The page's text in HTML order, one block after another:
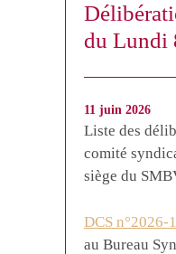
du Lundi
11 juin 2026
Liste des
comité
siège du
DCS n°2026-
au Bureau